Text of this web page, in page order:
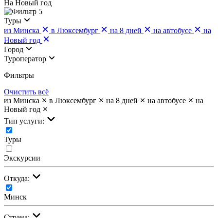
На Новый год
5
Туры
из Минска
в Люксембург на 8 дней на автобусе
на
Новый год
Город
Туроператор
Фильтры
Очистить всё
из Минска
в Люксембург на 8 дней на автобусе
на
Новый год
Тип услуги:
Туры
Экскурсии
Откуда:
Минск